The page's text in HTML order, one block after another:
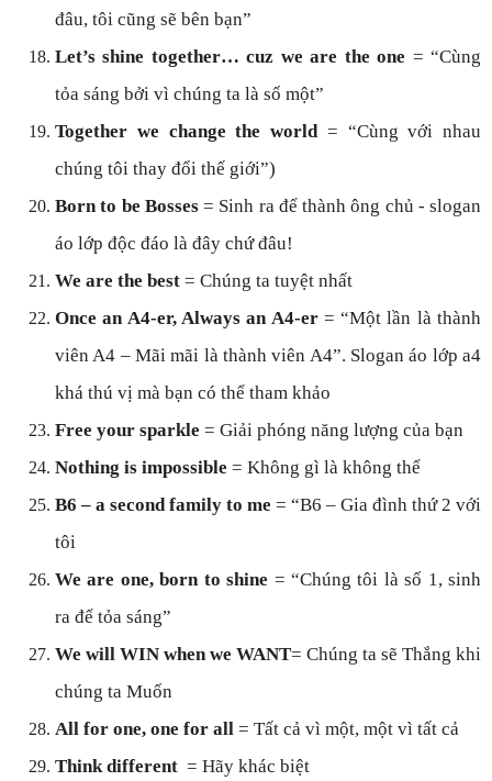
đâu, tôi cũng sẽ bên bạn”
Let’s shine together… cuz we are the one = “Cùng
tỏa sáng bởi vì chúng ta là số một”
Together we change the world= “Cùng với nhau
chúng tôi thay đổi thế giới”)
Born to be Bosses= Sinh ra để thành ông chủ - slogan
áo lớp độc đáo là đây chứ đâu!
We are the best = Chúng ta tuyệt nhất
Once an A4-er, Always an A4-er= “Một lần là thành
viên A4 – Mãi mãi là thành viên A4”. Slogan áo lớp a4
khá thú vị mà bạn có thể tham khảo
Free your sparkle = Giải phóng năng lượng của bạn
Nothing is impossible = Không gì là không thể
B6 – a second family to me = “B6 – Gia đình thứ 2 với
tôi
We are one, born to shine = “Chúng tôi là số 1, sinh
ra để tỏa sáng”
We will WIN when we WANT= Chúng ta sẽ Thắng khi
chúng ta Muốn
All for one, one for all = Tất cả vì một, một vì tất cả
Think different = Hãy khác biệt